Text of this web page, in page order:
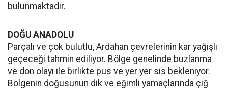
bulunmaktadır.
DOĞU ANADOLU
Parçalı ve çok bulutlu, Ardahan çevrelerinin kar yağışlı
geçeceği tahmin ediliyor. Bölge genelinde buzlanma
ve don olayı ile birlikte pus ve yer yer sis bekleniyor.
Bölgenin doğusunun dik ve eğimli yamaçlarında çığ